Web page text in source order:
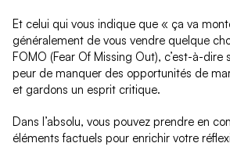
Et celui qui vous indique que « ça va
généralement de vous vendre quelque
FOMO (Fear Of Missing Out), c’est-à-dire
peur de manquer des opportunités de
et gardons un esprit critique.
Dans l’absolu, vous pouvez prendre en
éléments factuels pour enrichir votre